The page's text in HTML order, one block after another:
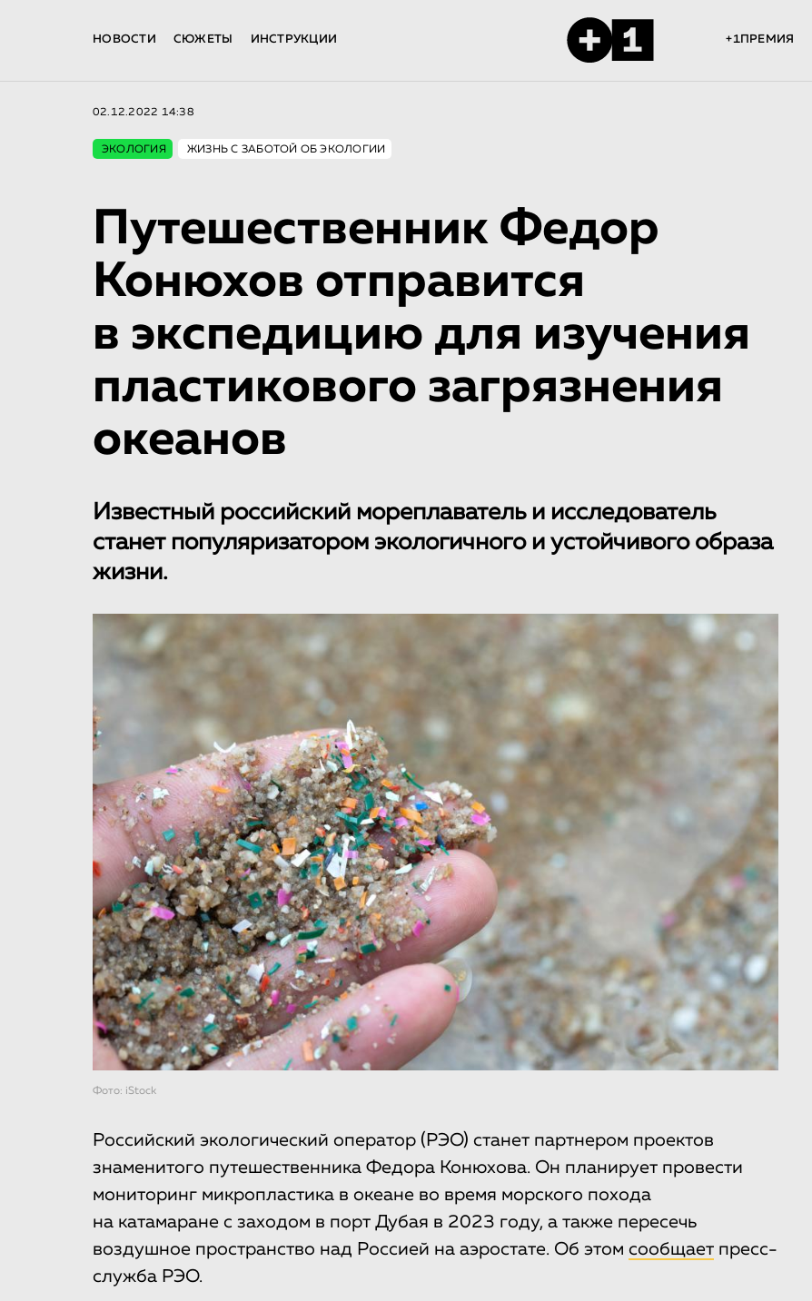
НОВОСТИ СЮЖЕТЫ ИНСТРУКЦИИ +1ПРЕМИЯ
02.12.2022 14:38
ЭКОЛОГИЯ ЖИЗНЬ С ЗАБОТОЙ ОБ ЭКОЛОГИИ
Путешественник Федор
Конюхов отправится
в экспедицию для изучения
пластикового загрязнения
океанов
Известный российский мореплаватель и исследователь
станет популяризатором экологичного и устойчивого образа
жизни.
Фото: iStock
Российский экологический оператор (РЭО) станет партнером проектов
знаменитого путешественника Федора Конюхова. Он планирует провести
мониторинг микропластика в океане во время морского похода
на катамаране с заходом в порт Дубая в 2023 году, а также пересечь
воздушное пространство над Россией на аэростате. Об этом сообщает пресс-
служба РЭО.